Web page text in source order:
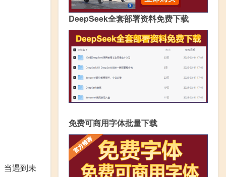
当遇到未
DeepSeek全套部署资料免费下载
免费可商用字体批量下载